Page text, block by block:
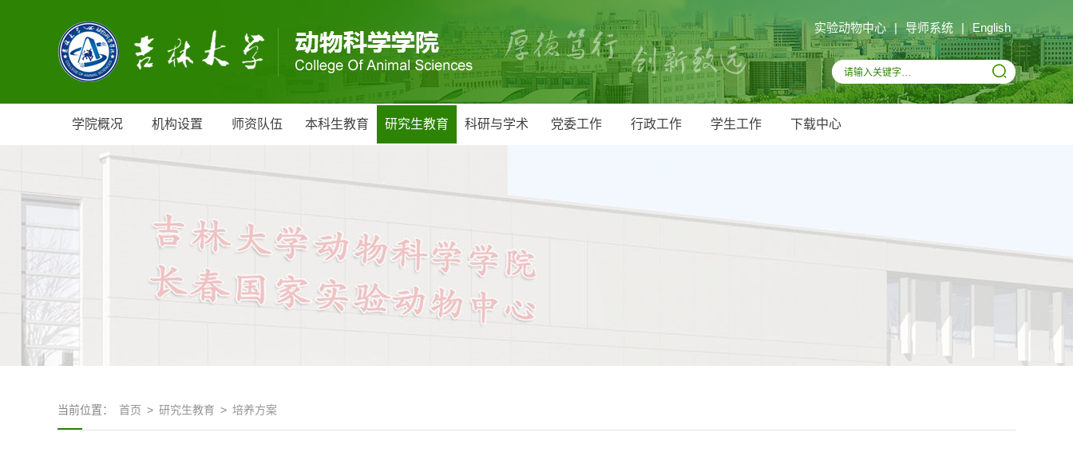
实验动物中心 | 导师系统 | English
学院概况 机构设置 师资队伍 本科生教育 研究生教育 科研与学术 党委工作 行政工作 学生工作 下载中心
当前位置： 首页 > 研究生教育 > 培养方案